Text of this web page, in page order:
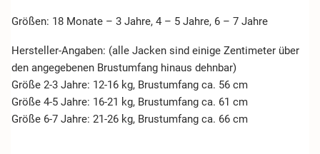
Größen: 18 Monate – 3 Jahre, 4 – 5 Jahre, 6 – 7 Jahre
Hersteller-Angaben: (alle Jacken sind einige Zentimeter über
den angegebenen Brustumfang hinaus dehnbar)
Größe 2-3 Jahre: 12-16 kg, Brustumfang ca. 56 cm
Größe 4-5 Jahre: 16-21 kg, Brustumfang ca. 61 cm
Größe 6-7 Jahre: 21-26 kg, Brustumfang ca. 66 cm